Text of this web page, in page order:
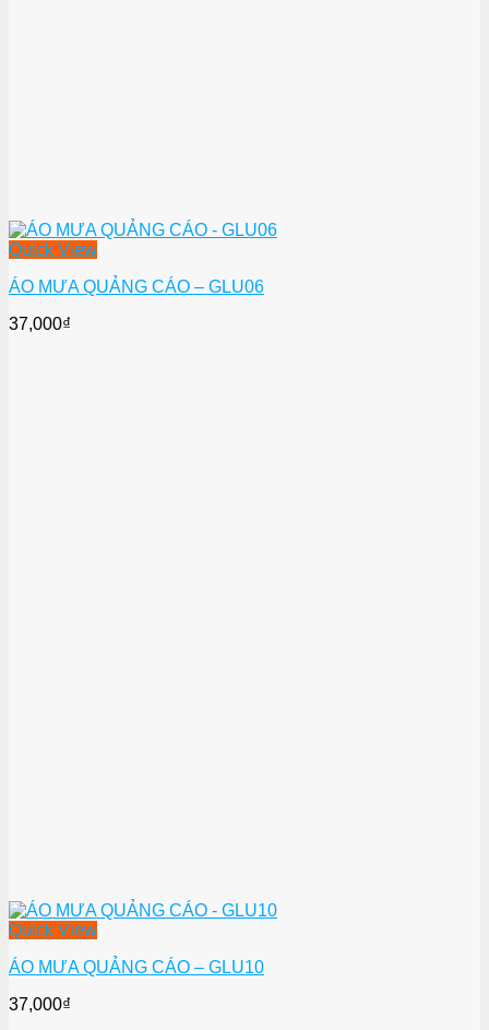
Quick View
ÁO MƯA QUẢNG CÁO – GLU06
37,000₫
Quick View
ÁO MƯA QUẢNG CÁO – GLU10
37,000₫